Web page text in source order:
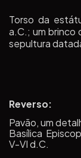
Torso da
a.C.; um brinco
sepultura
Reverso:
Pavão, um
Basílica
V-VI d.C.